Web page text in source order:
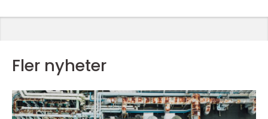
Fler nyheter